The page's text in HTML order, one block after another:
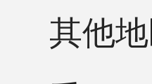
其他